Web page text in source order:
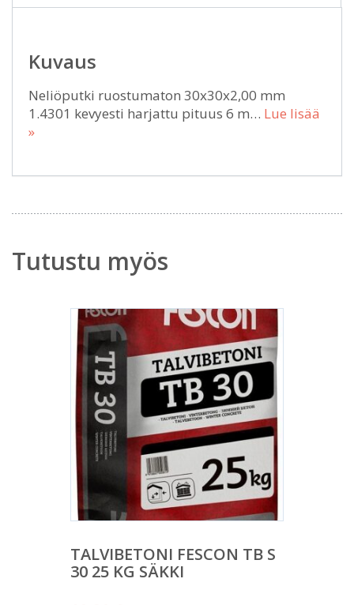
Kuvaus
Neliöputki ruostumaton 30x30x2,00 mm
1.4301 kevyesti harjattu pituus 6 m… Lue lisää
»
Tutustu myös
TALVIBETONI FESCON TB S
30 25 KG SÄKKI